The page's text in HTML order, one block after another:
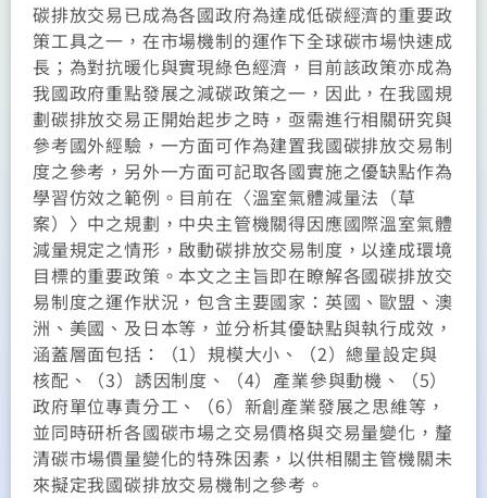
碳排放交易已成為各國政府為達成低碳經濟的重要政
策工具之一，在市場機制的運作下全球碳市場快速成
長；為對抗暖化與實現綠色經濟，目前該政策亦成為
我國政府重點發展之減碳政策之一，因此，在我國規
劃碳排放交易正開始起步之時，亟需進行相關研究與
參考國外經驗，一方面可作為建置我國碳排放交易制
度之參考，另外一方面可記取各國實施之優缺點作為
學習仿效之範例。目前在〈溫室氣體減量法（草
案）〉中之規劃，中央主管機關得因應國際溫室氣體
減量規定之情形，啟動碳排放交易制度，以達成環境
目標的重要政策。本文之主旨即在瞭解各國碳排放交
易制度之運作狀況，包含主要國家：英國、歐盟、澳
洲、美國、及日本等，並分析其優缺點與執行成效，
涵蓋層面包括：（1）規模大小、（2）總量設定與
核配、（3）誘因制度、（4）產業參與動機、（5）
政府單位專責分工、（6）新創產業發展之思維等，
並同時研析各國碳市場之交易價格與交易量變化，釐
清碳市場價量變化的特殊因素，以供相關主管機關未
來擬定我國碳排放交易機制之參考。